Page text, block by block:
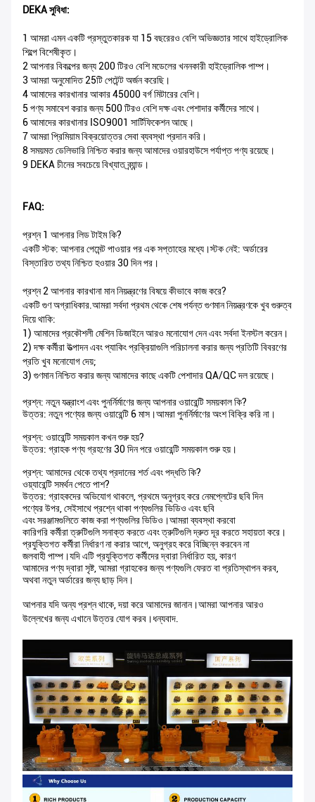
DEKA সুবিধা:
1 আমরা এমন একটি প্রস্তুতকারক যা 15 বছরেরও বেশি অভিজ্ঞতার সাথে হাইড্রোলিক
শিল্পে বিশেষীকৃত।
2 আপনার বিকল্পের জন্য 200 টিরও বেশি মডেলের খননকারী হাইড্রোলিক পাম্প।
3 আমরা অনুমোদিত 25টি পেটেন্ট অর্জন করেছি।
4 আমাদের কারখানার আকার 45000 বর্গ মিটারের বেশি।
5 পণ্য সমাবেশ করার জন্য 500 টিরও বেশি দক্ষ এবং পেশাদার কর্মীদের সাথে।
6 আমাদের কারখানার ISO9001 সার্টিফিকেশন আছে।
7 আমরা প্রিমিয়াম বিক্রয়োত্তর সেবা ব্যবস্থা প্রদান করি।
8 সময়মত ডেলিভারি নিশ্চিত করার জন্য আমাদের ওয়ারহাউসে পর্যাপ্ত পণ্য রয়েছে।
9 DEKA চীনের সবচেয়ে বিখ্যাত ব্র্যান্ড।
FAQ:
প্রশ্ন 1 আপনার লিড টাইম কি?
একটি স্টক: আপনার পেমেন্ট পাওয়ার পর এক সপ্তাহের মধ্যে।স্টক নেই: অর্ডারের
বিস্তারিত তথ্য নিশ্চিত হওয়ার 30 দিন পর।
প্রশ্ন 2 আপনার কারখানা মান নিয়ন্ত্রণের বিষয়ে কীভাবে কাজ করে?
একটি গুণ অগ্রাধিকার.আমরা সর্বদা প্রথম থেকে শেষ পর্যন্ত গুণমান নিয়ন্ত্রণকে খুব গুরুত্ব
দিয়ে থাকি:
1) আমাদের প্রকৌশলী মেশিন ডিজাইনে আরও মনোযোগ দেন এবং সর্বদা ইনস্টল করেন।
2) দক্ষ কর্মীরা উত্পাদন এবং প্যাকিং প্রক্রিয়াগুলি পরিচালনা করার জন্য প্রতিটি বিবরণের
প্রতি খুব মনোযোগ দেয়;
3) গুণমান নিশ্চিত করার জন্য আমাদের কাছে একটি পেশাদার QA/QC দল রয়েছে।
প্রশ্ন: নতুন যন্ত্রাংশ এবং পুনর্নির্মাণের জন্য আপনার ওয়ারেন্টি সময়কাল কি?
উত্তর: নতুন পণ্যের জন্য ওয়ারেন্টি 6 মাস।আমরা পুনর্নির্মাণের অংশ বিক্রি করি না।
প্রশ্ন: ওয়ারেন্টি সময়কাল কখন শুরু হয়?
উত্তর: গ্রাহক পণ্য গ্রহণের 30 দিন পরে ওয়ারেন্টি সময়কাল শুরু হয়।
প্রশ্ন: আমাদের থেকে তথ্য প্রদানের শর্ত এবং পদ্ধতি কি?
ওয়্যারেন্টি সমর্থন পেতে পাশ?
উত্তর: গ্রাহকদের অভিযোগ থাকলে, প্রথমে অনুগ্রহ করে নেমপ্লেটের ছবি দিন
পণ্যের উপর, সেইসাথে প্রশ্নে থাকা পণ্যগুলির ভিডিও এবং ছবি
এবং সরঞ্জামগুলিতে কাজ করা পণ্যগুলির ভিডিও।আমরা ব্যবস্থা করবো
কারিগরি কর্মীরা ত্রুটিগুলি সনাক্ত করতে এবং ত্রুটিগুলি দ্রুত দূর করতে সহায়তা করে।
প্রযুক্তিগত কর্মীরা নির্ধারণ না করার আগে, অনুগ্রহ করে বিচ্ছিন্ন করবেন না
জলবাহী পাম্প।যদি এটি প্রযুক্তিগত কর্মীদের দ্বারা নির্ধারিত হয়, কারণ
আমাদের পণ্য দ্বারা সৃষ্ট, আমরা গ্রাহকের জন্য পণ্যগুলি ফেরত বা প্রতিস্থাপন করব,
অথবা নতুন অর্ডারের জন্য ছাড় দিন।
আপনার যদি অন্য প্রশ্ন থাকে, দয়া করে আমাদের জানান।আমরা আপনার আরও
উল্লেখের জন্য এখানে উত্তর যোগ করব।ধন্যবাদ.